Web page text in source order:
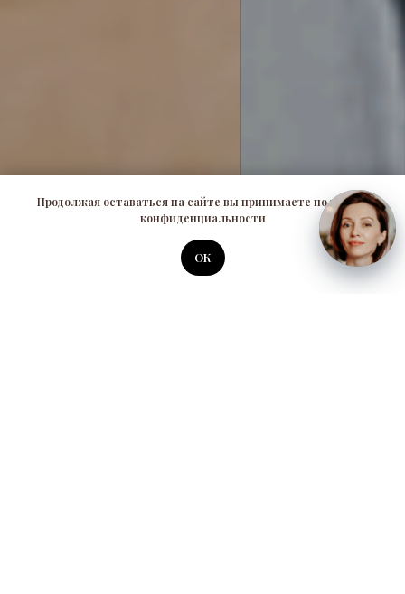
Продолжая оставаться на сайте вы принимаете политику
конфиденциальности
ОК